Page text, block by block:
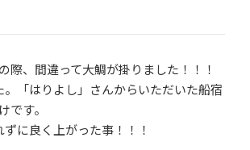
際、間違って大鯛が掛りました！！！
。「はりよし」さんからいただいた船宿
です。
に良く上がった事！！！